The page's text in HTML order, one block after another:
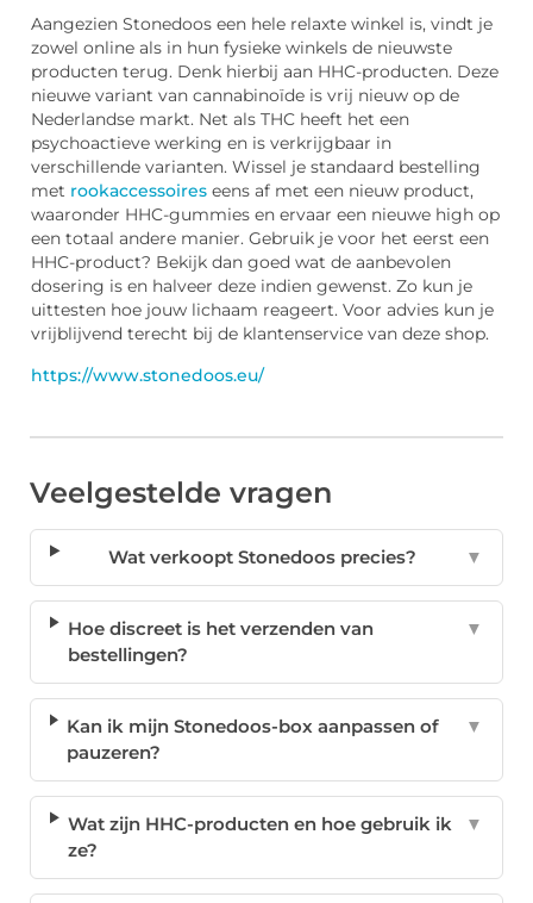
Aangezien Stonedoos een hele relaxte winkel is, vindt je
zowel online als in hun fysieke winkels de nieuwste
producten terug. Denk hierbij aan HHC-producten. Deze
nieuwe variant van cannabinoïde is vrij nieuw op de
Nederlandse markt. Net als THC heeft het een
psychoactieve werking en is verkrijgbaar in
verschillende varianten. Wissel je standaard bestelling
met rookaccessoires eens af met een nieuw product,
waaronder HHC-gummies en ervaar een nieuwe high op
een totaal andere manier. Gebruik je voor het eerst een
HHC-product? Bekijk dan goed wat de aanbevolen
dosering is en halveer deze indien gewenst. Zo kun je
uittesten hoe jouw lichaam reageert. Voor advies kun je
vrijblijvend terecht bij de klantenservice van deze shop.
https://www.stonedoos.eu/
Veelgestelde vragen
Wat verkoopt Stonedoos precies? ▼
Hoe discreet is het verzenden van
bestellingen?
▼
Kan ik mijn Stonedoos-box aanpassen of
pauzeren?
▼
Wat zijn HHC-producten en hoe gebruik ik
ze?
▼